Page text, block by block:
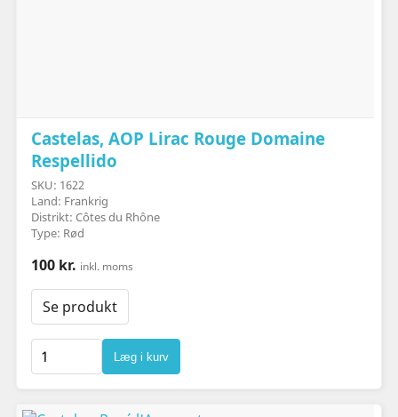
Castelas, AOP Lirac Rouge Domaine
Respellido
SKU: 1622
Land: Frankrig
Distrikt: Côtes du Rhône
Type: Rød
100 kr. inkl. moms
Se produkt
Læg i kurv